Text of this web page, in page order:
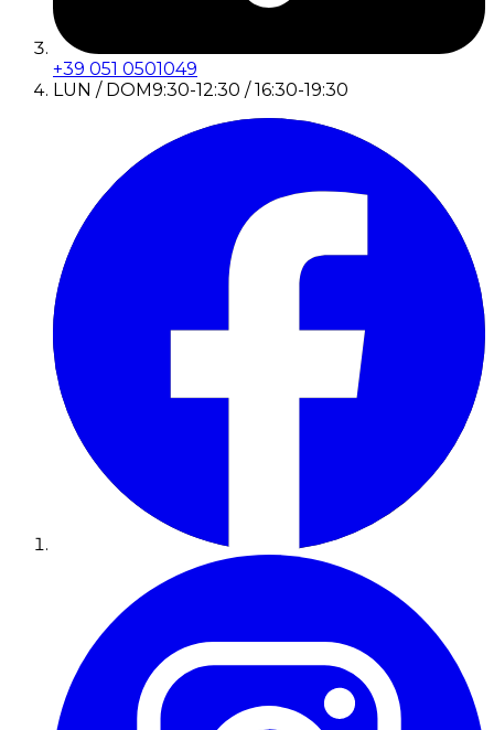
+39 051 0501049
LUN / DOM9:30-12:30 / 16:30-19:30